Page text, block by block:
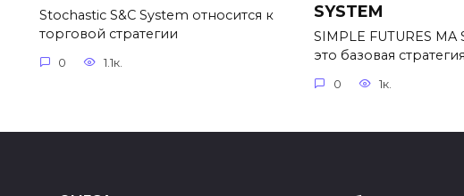
Stochastic S&C System относится к
торговой стратегии
0 1.1к.
SYSTEM
SIMPLE FUTURES MA
это базовая стратегия
0 1к.